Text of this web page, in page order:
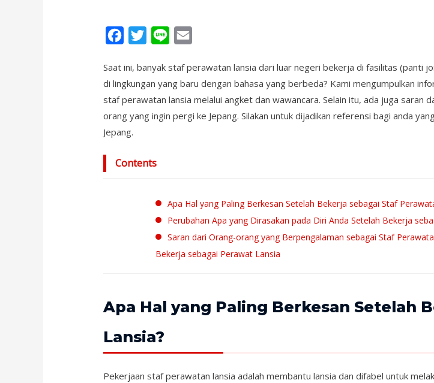
c
e
b
o
k
T
i
t
t
e
n
e
a
i
l
Saat ini, banyak staf perawatan lansia dari luar negeri bekerja di fasilitas (panti
di lingkungan yang baru dengan bahasa yang berbeda? Kami mengumpulkan
staf perawatan lansia melalui angket dan wawancara. Selain itu, ada juga saran
orang yang ingin pergi ke Jepang. Silakan untuk dijadikan referensi bagi anda
Jepang.
Contents
Apa Hal yang Paling Berkesan Setelah Bekerja sebagai Staf
Perubahan Apa yang Dirasakan pada Diri Anda Setelah Bekerja
Saran dari Orang-orang yang Berpengalaman sebagai Staf
Bekerja sebagai Perawat Lansia
Apa Hal yang Paling Berkesan Setelah
Lansia?
Pekerjaan staf perawatan lansia adalah membantu lansia dan difabel untuk